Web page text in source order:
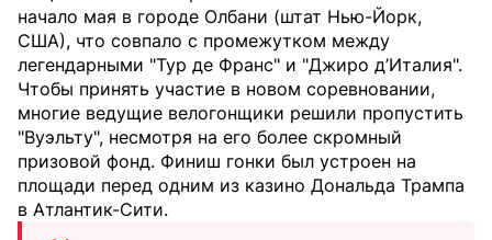
начало мая в городе Олбани (штат Нью-Йорк,
США), что совпало с промежутком между
легендарными "Тур де Франс" и "Джиро д’Италия".
Чтобы принять участие в новом соревновании,
многие ведущие велогонщики решили пропустить
"Вуэльту", несмотря на его более скромный
призовой фонд. Финиш гонки был устроен на
площади перед одним из казино Дональда Трампа
в Атлантик-Сити.